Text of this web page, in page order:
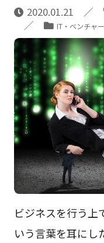
2020.01.21
IT・ベンチャ
ビジネスを行う上
いう言葉を耳にし